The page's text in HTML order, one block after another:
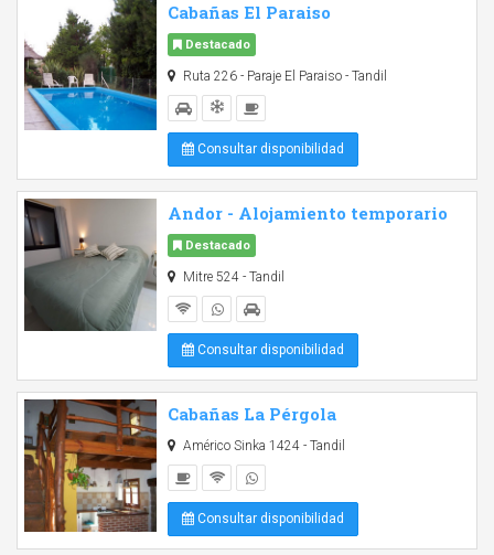
Cabañas El Paraiso
Destacado
Ruta 226 - Paraje El Paraiso - Tandil
Consultar disponibilidad
Andor - Alojamiento temporario
Destacado
Mitre 524 - Tandil
Consultar disponibilidad
Cabañas La Pérgola
Américo Sinka 1424 - Tandil
Consultar disponibilidad